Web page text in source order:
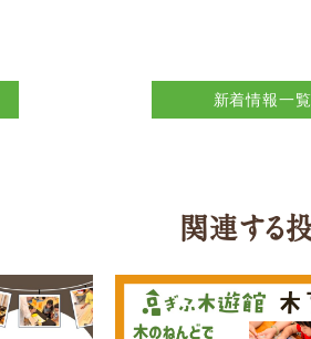
新着情報一覧
関連する